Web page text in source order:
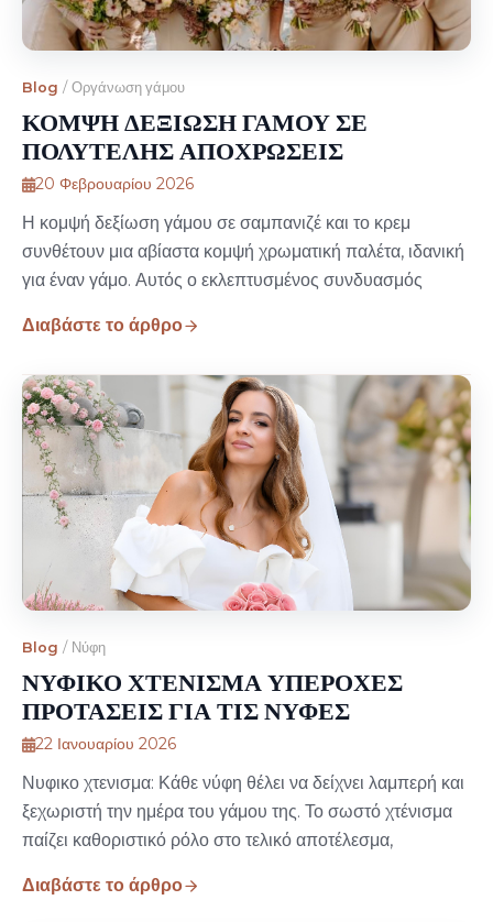
Blog / Οργάνωση γάμου
ΚΟΜΨΗ ΔΕΞΙΩΣΗ ΓΑΜΟΥ ΣΕ
ΠΟΛΥΤΕΛΗΣ ΑΠΟΧΡΩΣΕΙΣ
20 Φεβρουαρίου 2026
Η κομψή δεξίωση γάμου σε σαμπανιζέ και το κρεμ
συνθέτουν μια αβίαστα κομψή χρωματική παλέτα, ιδανική
για έναν γάμο. Αυτός ο εκλεπτυσμένος συνδυασμός
Διαβάστε το άρθρο
Blog / Νύφη
ΝΥΦΙΚΟ ΧΤΕΝΙΣΜΑ ΥΠΕΡΟΧΕΣ
ΠΡΟΤΑΣΕΙΣ ΓΙΑ ΤΙΣ ΝΥΦΕΣ
22 Ιανουαρίου 2026
Νυφικο χτενισμα: Κάθε νύφη θέλει να δείχνει λαμπερή και
ξεχωριστή την ημέρα του γάμου της. Το σωστό χτένισμα
παίζει καθοριστικό ρόλο στο τελικό αποτέλεσμα,
Διαβάστε το άρθρο